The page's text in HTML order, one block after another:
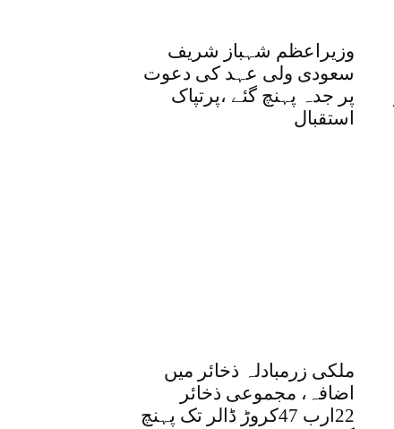
وزیراعظم شہباز شریف
سعودی ولی عہد کی دعوت
پر جدہ پہنچ گئے ،پرتپاک
استقبال
ملکی زرمبادلہ ذخائر میں
اضافہ، مجموعی ذخائر
22ارب 47کروڑ ڈالر تک پہنچ